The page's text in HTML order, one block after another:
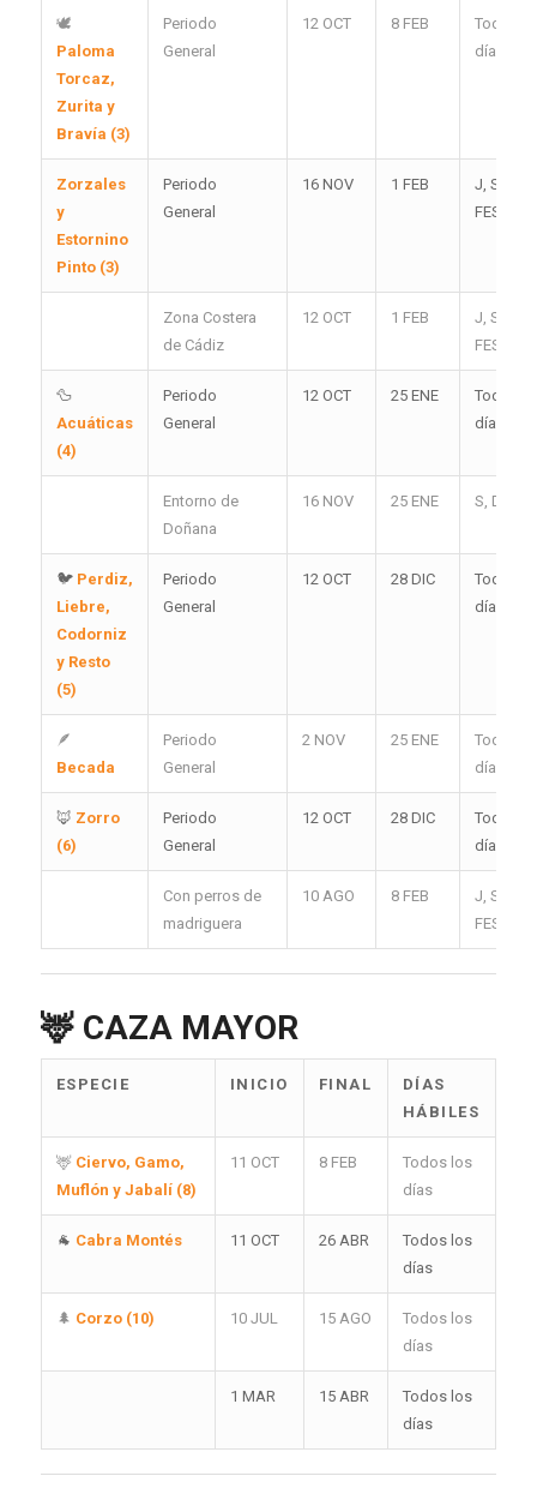
🕊️
Paloma
Torcaz,
Zurita y
Bravía (3)
Periodo
General
12 OCT 8 FEB
Todos
días
Zorzales
y
Estornino
Pinto (3)
Periodo
General
16 NOV 1 FEB
J, S, D y
FES
Zona Costera
de Cádiz
12 OCT 1 FEB
J, S, D y
FES
🦆
Acuáticas
(4)
Periodo
General
12 OCT 25 ENE
Todos
días
Entorno de
Doñana
16 NOV 25 ENE S, D y
🐦 Perdiz,
Liebre,
Codorniz
y Resto
(5)
Periodo
General
12 OCT 28 DIC
Todos
días (5)
🪶
Becada
Periodo
General
2 NOV 25 ENE
Todos
días
🦊 Zorro
(6)
Periodo
General
12 OCT 28 DIC
Todos
días
Con perros de
madriguera
10 AGO 8 FEB
J, S, D y
FES
🦌 CAZA MAYOR
ESPECIE INICIO FINAL
DÍAS
HÁBILES
🦌 Ciervo, Gamo,
Muflón y Jabalí (8)
11 OCT 8 FEB
Todos los
días
🐐 Cabra Montés 11 OCT 26 ABR
Todos los
días
🌲 Corzo (10) 10 JUL 15 AGO
Todos los
días
1 MAR 15 ABR
Todos los
días